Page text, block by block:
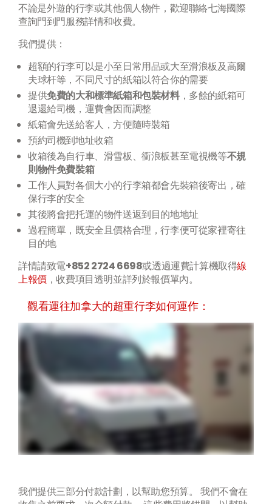
不論是外遊的行李或其他個人物件，歡迎聯絡七海國際
查詢門到門服務詳情和收費。
我們提供：
超額的行李可以是小至日常用品或大至滑浪板及高爾
夫球杆等，不同尺寸的紙箱以符合你的需要
提供免費的大和標準紙箱和包裝材料，多餘的紙箱可
退還給司機，運費會因而調整
紙箱會先送給客人，方便隨時裝箱
預約司機到地址收箱
收箱後為自行車、滑雪板、衝浪板甚至電視機等不規
則物件免費裝箱
工作人員對各個大小的行李箱都會先裝箱後寄出，確
保行李的安全
其後將會把托運的物件送返到目的地地址
過程簡單，既安全且價格合理，行李便可從家裡寄往
目的地
詳情請致電+852 2724 6698或透過運費計算機取得線
上報價，收費項目透明並詳列於報價單內。
觀看運往加拿大的超重行李如何運作：
我們提供三部分付款計劃，以幫助您預算。 我們不會在